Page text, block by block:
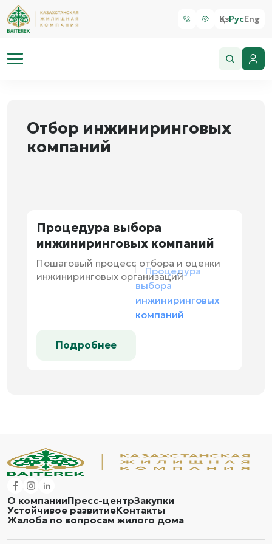
ҚазРусEng
Отбор инжиниринговых
компаний
Процедура выбора
инжиниринговых компаний
Пошаговый процесс отбора и оценки
инжиниринговых организаций
Подробнее
О компанииПресс-центрЗакупки
Устойчивое развитиеКонтакты
Жалоба по вопросам жилого дома